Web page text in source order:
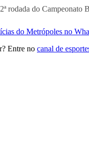
rodada do Campeonato
do Metrópoles no
Entre no canal de